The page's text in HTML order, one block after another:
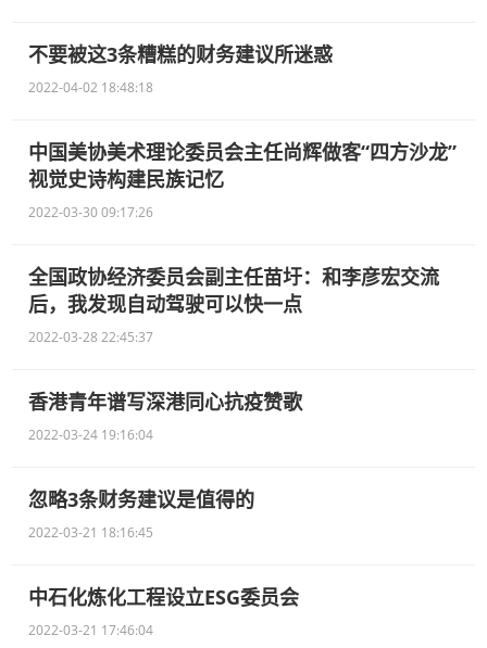
不要被这3条糟糕的财务建议所迷惑
2022-04-02 18:48:18
中国美协美术理论委员会主任尚辉做客“四方沙龙”
视觉史诗构建民族记忆
2022-03-30 09:17:26
全国政协经济委员会副主任苗圩：和李彦宏交流
后，我发现自动驾驶可以快一点
2022-03-28 22:45:37
香港青年谱写深港同心抗疫赞歌
2022-03-24 19:16:04
忽略3条财务建议是值得的
2022-03-21 18:16:45
中石化炼化工程设立ESG委员会
2022-03-21 17:46:04